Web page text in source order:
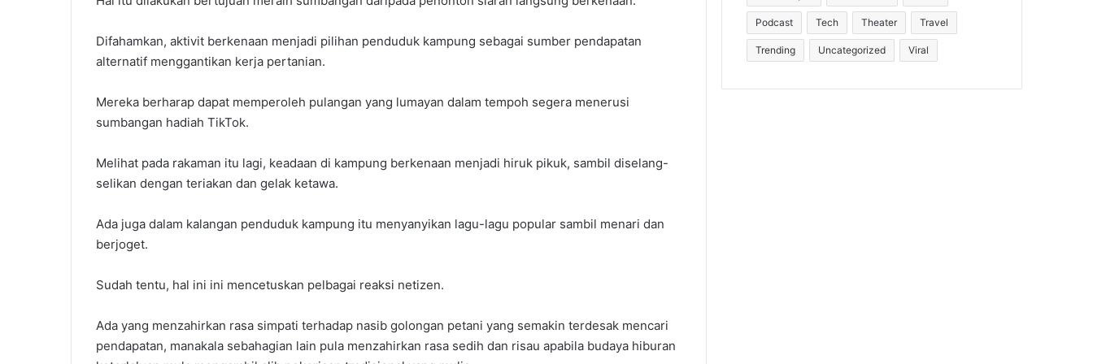
Difahamkan, aktivit berkenaan menjadi pilihan penduduk kampung sebagai sumber pendapatan
alternatif menggantikan kerja pertanian.
Mereka berharap dapat memperoleh pulangan yang lumayan dalam tempoh segera menerusi
sumbangan hadiah TikTok.
Melihat pada rakaman itu lagi, keadaan di kampung berkenaan menjadi hiruk pikuk, sambil diselang-
selikan dengan teriakan dan gelak ketawa.
Ada juga dalam kalangan penduduk kampung itu menyanyikan lagu-lagu popular sambil menari dan
berjoget.
Sudah tentu, hal ini ini mencetuskan pelbagai reaksi netizen.
Ada yang menzahirkan rasa simpati terhadap nasib golongan petani yang semakin terdesak mencari
pendapatan, manakala sebahagian lain pula menzahirkan rasa sedih dan risau apabila budaya hiburan
Podcast Tech Theater Travel
Trending Uncategorized Viral